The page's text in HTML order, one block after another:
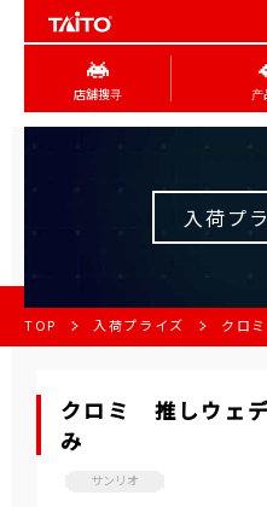
店舖搜寻 产
入荷プ
TOP 入荷プライズ クロ
クロミ 推しウェ
み
サンリオ